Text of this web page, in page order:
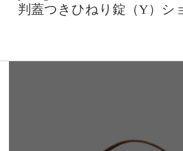
判蓋つきひねり錠（Y）シ